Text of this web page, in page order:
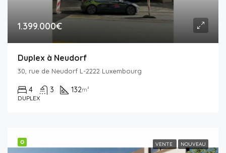
1.399.000€
Duplex à Neudorf
30, rue de Neudorf L-2222 Luxembourg
4 3 132m²
DUPLEX
✪ VENTE NOUVEAU